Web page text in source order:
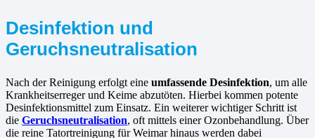
Desinfektion und
Geruchsneutralisation
Nach der Reinigung erfolgt eine umfassende Desinfektion, um alle
Krankheitserreger und Keime abzutöten. Hierbei kommen potente
Desinfektionsmittel zum Einsatz. Ein weiterer wichtiger Schritt ist
die Geruchsneutralisation, oft mittels einer Ozonbehandlung. Über
die reine Tatortreinigung für Weimar hinaus werden dabei